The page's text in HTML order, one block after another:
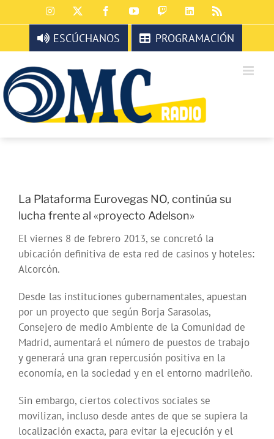
al
contenido
Instagram FacebookYouTubeTwitchLinkedIn
ESCÚCHANOS PROGRAMACIÓN
La Plataforma Eurovegas NO, continúa su
lucha frente al «proyecto Adelson»
El viernes 8 de febrero 2013, se concretó la
ubicación definitiva de esta red de casinos y hoteles:
Alcorcón.
Desde las instituciones gubernamentales, apuestan
por un proyecto que según Borja Sarasolas,
Consejero de medio Ambiente de la Comunidad de
Madrid, aumentará el número de puestos de trabajo
y generará una gran repercusión positiva en la
economía, en la sociedad y en el entorno madrileño.
Sin embargo, ciertos colectivos sociales se
movilizan, incluso desde antes de que se supiera la
localización exacta, para evitar la ejecución y el